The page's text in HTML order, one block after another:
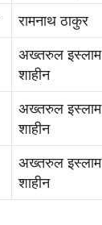
रामनाथ ठाकुर
अख्तरुल इस्लाम
शाहीन
अख्तरुल इस्लाम
शाहीन
अख्तरुल इस्लाम
शाहीन